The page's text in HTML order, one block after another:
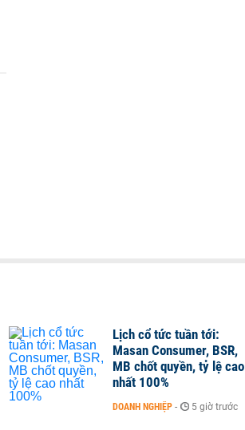
Lịch cổ tức tuần tới:
Masan Consumer, BSR,
MB chốt quyền, tỷ lệ cao
nhất 100%
DOANH NGHIỆP - 5 giờ trước